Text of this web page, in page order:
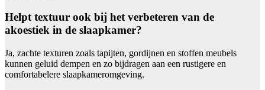
Helpt textuur ook bij het verbeteren van de
akoestiek in de slaapkamer?
Ja, zachte texturen zoals tapijten, gordijnen en stoffen meubels
kunnen geluid dempen en zo bijdragen aan een rustigere en
comfortabelere slaapkameromgeving.